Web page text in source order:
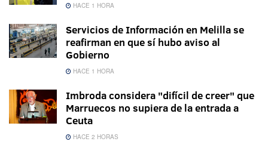
HACE 1 HORA
Servicios de Información en Melilla se
reafirman en que sí hubo aviso al
Gobierno
HACE 1 HORA
Imbroda considera "difícil de creer" que
Marruecos no supiera de la entrada a
Ceuta
HACE 2 HORAS